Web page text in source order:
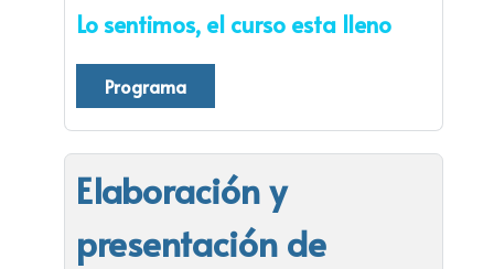
Lo sentimos, el curso esta lleno
Programa
Elaboración y
presentación de